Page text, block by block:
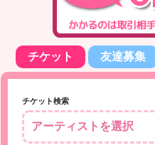
チケット 友達募集
チケット検索